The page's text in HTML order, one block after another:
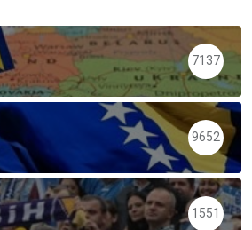
7137
9652
1551